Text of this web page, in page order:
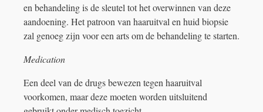
en behandeling is de sleutel tot het overwinnen van deze
aandoening. Het patroon van haaruitval en huid biopsie
zal genoeg zijn voor een arts om de behandeling te starten.
Medication
Een deel van de drugs bewezen tegen haaruitval
voorkomen, maar deze moeten worden uitsluitend